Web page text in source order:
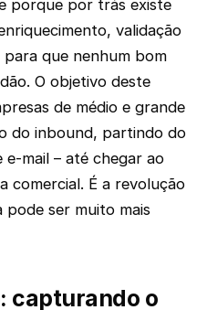
porque por trás existe
validação
que nenhum bom
O objetivo deste
de médio e grande
do inbound, partindo do
e-mail – até chegar ao
comercial. É a revolução
pode ser muito mais
capturando o